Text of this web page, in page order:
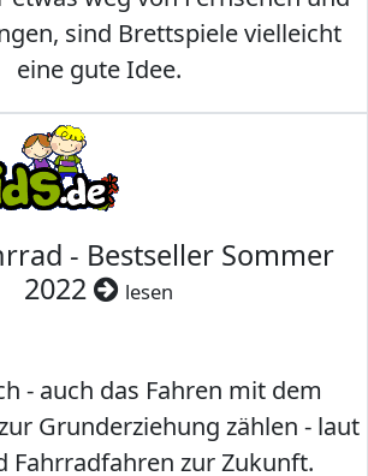
sind Brettspiele vielleicht
eine gute Idee.
- Bestseller Sommer
2022
lesen
- auch das Fahren mit dem
Grunderziehung zählen - laut
Fahrradfahren zur Zukunft.